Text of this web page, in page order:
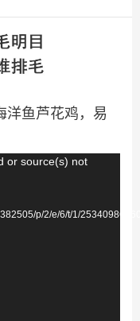
洋鱼芦花鸡，易
or source(s) not
p/2/e/6/t/1/